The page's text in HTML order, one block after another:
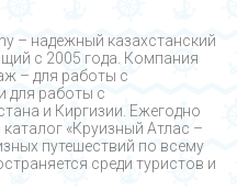
– надежный казахстанский
с 2005 года. Компания
– для работы с
для работы с
и Киргизии. Ежегодно
«Круизный Атлас –
путешествий по всему
среди туристов и